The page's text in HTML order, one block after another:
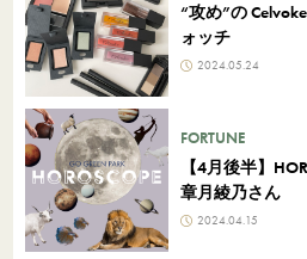
“攻め”の
ォッチ
2024.05.24
FORTUNE
【4月後半】
章月綾乃さん
2024.04.15